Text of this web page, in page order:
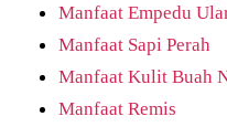
Manfaat Empedu
Manfaat Sapi Perah
Manfaat Kulit Buah
Manfaat Remis